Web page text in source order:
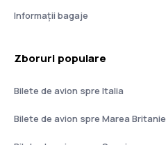
Informații bagaje
Zboruri populare
Bilete de avion spre Italia
Bilete de avion spre Marea Britanie